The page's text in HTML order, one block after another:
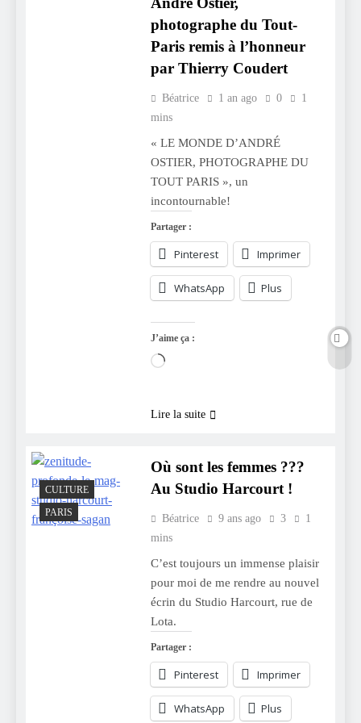
photographe du Tout-
Paris remis à l’honneur
par Thierry Coudert
Béatrice 1 an ago 0
1
mins
« LE MONDE D’ANDRÉ
OSTIER, PHOTOGRAPHE DU
TOUT PARIS », un
incontournable!
Partager :
Pinterest Imprimer
WhatsApp Plus
J’aime ça :
Chargement…
Lire la suite
CULTURE
PARIS
Où sont les femmes ???
Au Studio Harcourt !
Béatrice 9 ans ago 3
1
mins
C’est toujours un immense plaisir
pour moi de me rendre au nouvel
écrin du Studio Harcourt, rue de
Lota.
Partager :
Pinterest Imprimer
WhatsApp Plus